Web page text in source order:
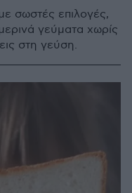
σωστές επιλογές,
γεύματα χωρίς
στη γεύση.